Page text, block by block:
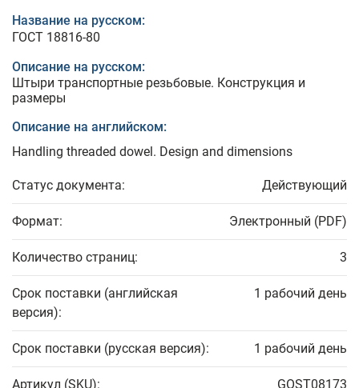
Название на русском:
ГОСТ 18816-80
Описание на русском:
Штыри транспортные резьбовые. Конструкция и
размеры
Описание на английском:
Handling threaded dowel. Design and dimensions
Статус документа: Действующий
Формат: Электронный (PDF)
Количество страниц: 3
Срок поставки (английская
версия):
1 рабочий день
Срок поставки (русская версия): 1 рабочий день
Артикул (SKU): GOST08173